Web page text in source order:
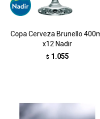
Copa Cerveza Brunello
x12 Nadir
$ 1.055